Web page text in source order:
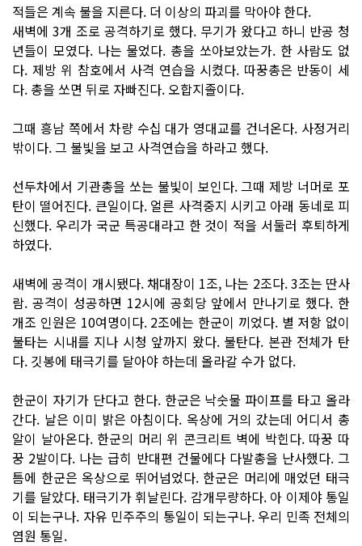
적들은 계속 불을 지른다. 더 이상의 파괴를 막아야 한다.
새벽에 3개 조로 공격하기로 했다. 무기가 왔다고 하니 반공 청
년들이 모였다. 나는 물었다. 총을 쏘아보았는가. 한 사람도 없
다. 제방 위 참호에서 사격 연습을 시켰다. 따꿍총은 반동이 세
다. 총을 쏘면 뒤로 자빠진다. 오합지졸이다.
그때 흥남 쪽에서 차량 수십 대가 영대교를 건너온다. 사정거리
밖이다. 그 불빛을 보고 사격연습을 하라고 했다.
선두차에서 기관총을 쏘는 불빛이 보인다. 그때 제방 너머로 포
탄이 떨어진다. 큰일이다. 얼른 사격중지 시키고 아래 동네로 피
신했다. 우리가 국군 특공대라고 한 것이 적을 서둘러 후퇴하게
하였다.
새벽에 공격이 개시됐다. 채대장이 1조, 나는 2조다. 3조는 딴사
람. 공격이 성공하면 12시에 공회당 앞에서 만나기로 했다. 한
개조 인원은 10여명이다. 2조에는 한군이 끼었다. 별 저항 없이
불타는 시내를 지나 시청 앞까지 왔다. 불탄다. 본관 전체가 탄
다. 깃봉에 태극기를 달아야 하는데 올라갈 수가 없다.
한군이 자기가 단다고 한다. 한군은 낙숫물 파이프를 타고 올라
간다. 날은 이미 밝은 아침이다. 옥상에 거의 갔는데 어디서 총
알이 날아온다. 한군의 머리 위 콘크리트 벽에 박힌다. 따꿍 따
꿍 2발이다. 나는 급히 반대편 건물에다 다발총을 난사했다. 그
틈에 한군은 옥상으로 뛰어넘었다. 한군은 머리에 매었던 태극
기를 달았다. 태극기가 휘날린다. 감개무량하다. 아 이제야 통일
이 되는구나. 자유 민주주의 통일이 되는구나. 우리 민족 전체의
염원 통일.